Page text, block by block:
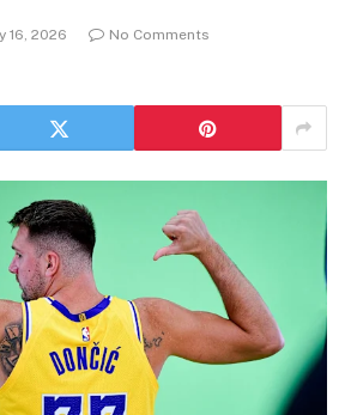
16, 2026
No Comments